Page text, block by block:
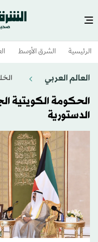
الرئيسية الشرق الأوسط​
العالم العربي
الحكومة الكويتية
الدستورية